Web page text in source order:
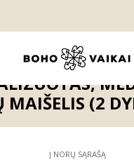
medžiaginis dovanų maišelis (2
MAIŠELIS (2
Į NORŲ SĄRAŠĄ